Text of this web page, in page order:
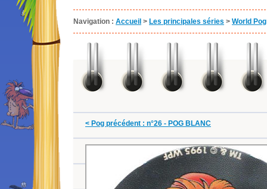
Navigation : Accueil > Les principales séries > World
< Pog précédent : n°26 - POG BLANC